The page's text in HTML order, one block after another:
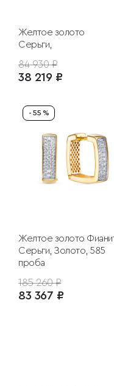
Желтое золото
Серьги,
84 930 ₽
38 219 ₽
- 55 %
Желтое золото
Серьги, Золото, 585
проба
185 260 ₽
83 367 ₽